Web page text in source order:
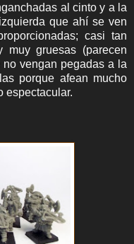
al cinto y a la
que ahí se ven
casi tan
gruesas (parecen
vengan pegadas a la
porque afean mucho
espectacular.